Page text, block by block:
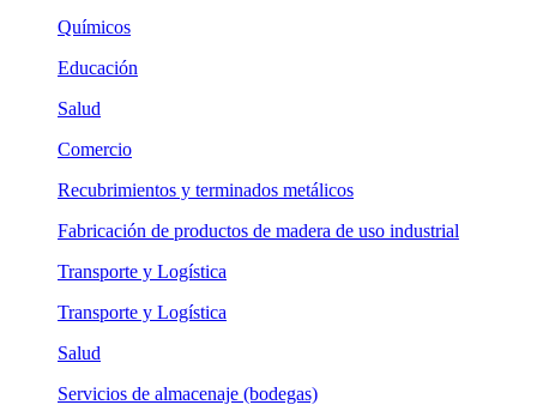
Químicos
Educación
Salud
Comercio
Recubrimientos y terminados metálicos
Fabricación de productos de madera de uso industrial
Transporte y Logística
Transporte y Logística
Salud
Servicios de almacenaje (bodegas)